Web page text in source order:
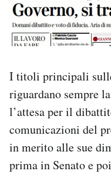
NEWSLETTER
CALENDARIO
I titoli principali
riguardano sempre
l’attesa per il
comunicazioni del
in merito alle sue
prima in Senato e